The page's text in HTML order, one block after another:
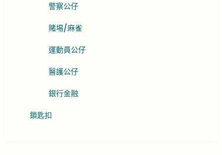
警察公仔
賭埸/麻雀
運動員公仔
醫護公仔
銀行金融
鎖匙扣